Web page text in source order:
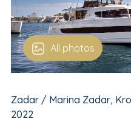
All photos
Zadar / Marina Zadar,
2022